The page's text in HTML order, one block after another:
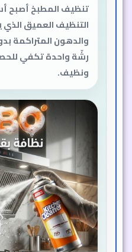
تنظيف المطبخ أصبح
التنظيف العميق
والدهون المتراكمة
رشّة واحدة تكفي
ونظيف.